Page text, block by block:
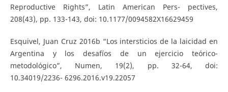
Reproductive Rights”, Latin American Pers- pectives,
208(43), pp. 133-143, doi: 10.1177/0094582X16629459
Esquivel, Juan Cruz 2016b “Los intersticios de la laicidad en
Argentina y los desafíos de un ejercicio teórico-
metodológico”, Numen, 19(2), pp. 32-64, doi:
10.34019/2236- 6296.2016.v19.22057